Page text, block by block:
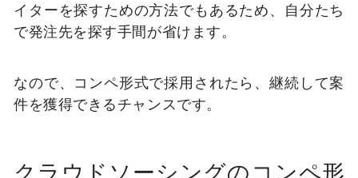
イターを探すための方法でもあるため、自分たち
で発注先を探す手間が省けます。
なので、コンペ形式で採用されたら、継続して案
件を獲得できるチャンスです。